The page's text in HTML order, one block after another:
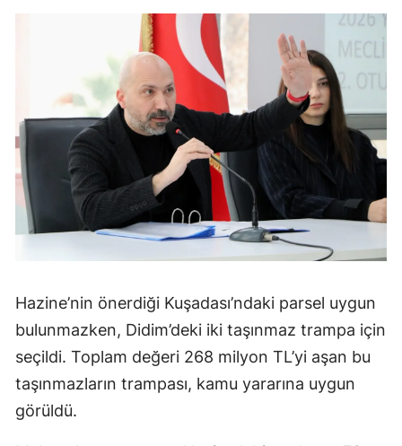
Hazine’nin önerdiği Kuşadası’ndaki parsel uygun
bulunmazken, Didim’deki iki taşınmaz trampa için
seçildi. Toplam değeri 268 milyon TL’yi aşan bu
taşınmazların trampası, kamu yararına uygun
görüldü.